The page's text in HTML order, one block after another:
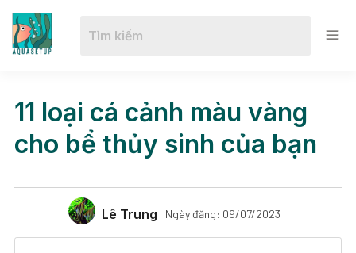
11 loại cá cảnh màu vàng
cho bể thủy sinh của bạn
Lê Trung Ngày đăng: 09/07/2023